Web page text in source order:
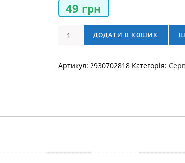
49 грн
Салфетка
кількість
ДОДАТИ В КОШИК
Артикул: 2930702818 Категорія: